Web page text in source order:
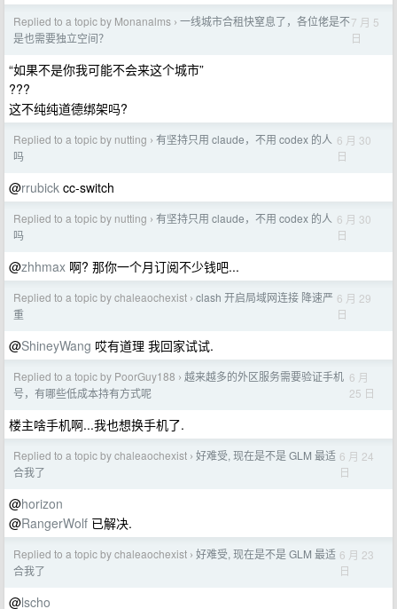
Replied to a topic by Monanalms › 一线城市合租快窒息了，各位佬是不
是也需要独立空间？
7 月 5
日
“如果不是你我可能不会来这个城市”
???
这不纯纯道德绑架吗?
Replied to a topic by nutting › 有坚持只用 claude，不用 codex 的人
吗
6 月 30
日
@rrubick cc-switch
Replied to a topic by nutting › 有坚持只用 claude，不用 codex 的人
吗
6 月 30
日
@zhhmax 啊? 那你一个月订阅不少钱吧...
Replied to a topic by chaleaochexist › clash 开启局域网连接 降速严
重
6 月 29
日
@ShineyWang 哎有道理 我回家试试.
Replied to a topic by PoorGuy188 › 越来越多的外区服务需要验证手机
号，有哪些低成本持有方式呢
6 月
25 日
楼主啥手机啊...我也想换手机了.
Replied to a topic by chaleaochexist › 好难受, 现在是不是 GLM 最适
合我了
6 月 24
日
@horizon
@RangerWolf 已解决.
Replied to a topic by chaleaochexist › 好难受, 现在是不是 GLM 最适
合我了
6 月 23
日
@lscho